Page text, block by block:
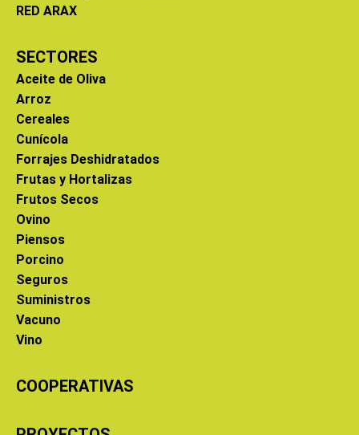
RED ARAX
SECTORES
Aceite de Oliva
Arroz
Cereales
Cunícola
Forrajes Deshidratados
Frutas y Hortalizas
Frutos Secos
Ovino
Piensos
Porcino
Seguros
Suministros
Vacuno
Vino
COOPERATIVAS